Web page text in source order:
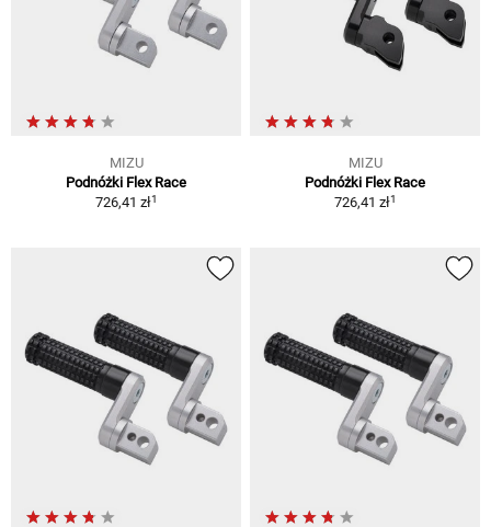
MIZU
Podnóżki Flex Race
726,41 zł1
MIZU
Podnóżki Flex Race
726,41 zł1